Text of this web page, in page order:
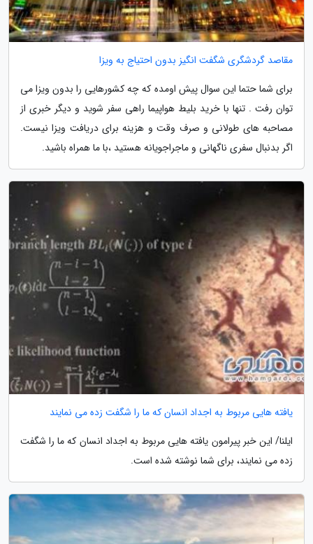
مقاصد گردشگری شگفت انگیز بدون احتیاج به ویزا
برای شما حتما این سوال پیش اومده که چه کشورهایی را بدون ویزا می
توان رفت . تنها با خرید بلیط هواپیما راهی سفر شوید و دیگر خبری از
مصاحبه های طولانی و صرف وقت و هزینه برای دریافت ویزا نیست.
اگر بدنبال سفری ناگهانی و ماجراجویانه هستید ،با ما همراه باشید.
یافته هایی مربوط به اجداد انسان که ما را شگفت زده می نمایند
ایلنا/ این خبر پیرامون یافته هایی مربوط به اجداد انسان که ما را شگفت
زده می نمایند، برای شما نوشته شده است.